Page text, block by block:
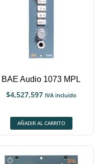
BAE Audio 1073 MPL
$4,527,597 IVA incluido
AÑADIR AL CARRITO